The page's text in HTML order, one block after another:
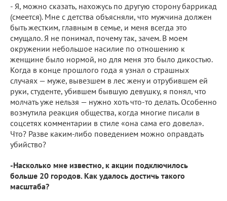
- Я, можно сказать, нахожусь по другую сторону баррикад
(смеется). Мне с детства объясняли, что мужчина должен
быть жестким, главным в семье, и меня всегда это
смущало. Я не понимал, почему так, зачем. В моем
окружении небольшое насилие по отношению к
женщине было нормой, но для меня это было дикостью.
Когда в конце прошлого года я узнал о страшных
случаях — муже, вывезшем в лес жену и отрубившем ей
руки, студенте, убившем бывшую девушку, я понял, что
молчать уже нельзя — нужно хоть что-то делать. Особенно
возмутила реакция общества, когда многие писали в
соцсетях комментарии в стиле «она сама его довела».
Что? Разве каким-либо поведением можно оправдать
убийство?
-Насколько мне известно, к акции подключилось
больше 20 городов. Как удалось достичь такого
масштаба?